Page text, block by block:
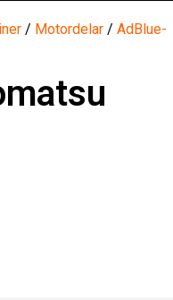
/ Motordelar / AdBlue-